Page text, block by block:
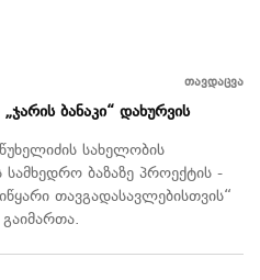
თავდაცვა
ბანაკი“ დახურვის
სახელობის
სამხედრო ბაზაზე პროექტის -
თავგადასავლებისთვის“